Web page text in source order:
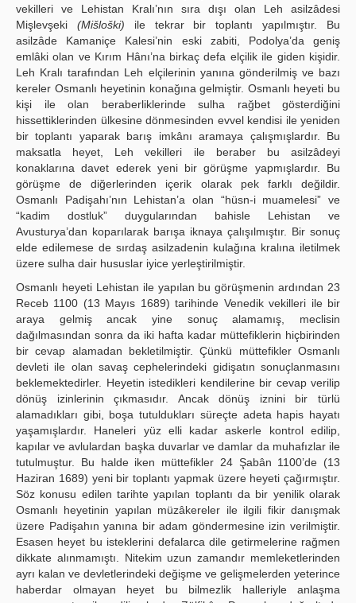
vekilleri ve Lehistan Kralı’nın sıra dışı olan Leh asilzâdesi
Mişlevşeki (Mišloški) ile tekrar bir toplantı yapılmıştır. Bu
asilzâde Kamaniçe Kalesi’nin eski zabiti, Podolya’da geniş
emlâki olan ve Kırım Hânı’na birkaç defa elçilik ile giden kişidir.
Leh Kralı tarafından Leh elçilerinin yanına gönderilmiş ve bazı
kereler Osmanlı heyetinin konağına gelmiştir. Osmanlı heyeti bu
kişi ile olan beraberliklerinde sulha rağbet gösterdiğini
hissettiklerinden ülkesine dönmesinden evvel kendisi ile yeniden
bir toplantı yaparak barış imkânı aramaya çalışmışlardır. Bu
maksatla heyet, Leh vekilleri ile beraber bu asilzâdeyi
konaklarına davet ederek yeni bir görüşme yapmışlardır. Bu
görüşme de diğerlerinden içerik olarak pek farklı değildir.
Osmanlı Padişahı’nın Lehistan’a olan “hüsn-i muamelesi” ve
“kadim dostluk” duygularından bahisle Lehistan ve
Avusturya’dan koparılarak barışa iknaya çalışılmıştır. Bir sonuç
elde edilemese de sırdaş asilzadenin kulağına kralına iletilmek
üzere sulha dair hususlar iyice yerleştirilmiştir.
Osmanlı heyeti Lehistan ile yapılan bu görüşmenin ardından 23
Receb 1100 (13 Mayıs 1689) tarihinde Venedik vekilleri ile bir
araya gelmiş ancak yine sonuç alamamış, meclisin
dağılmasından sonra da iki hafta kadar müttefiklerin hiçbirinden
bir cevap alamadan bekletilmiştir. Çünkü müttefikler Osmanlı
devleti ile olan savaş cephelerindeki gidişatın sonuçlanmasını
beklemektedirler. Heyetin istedikleri kendilerine bir cevap verilip
dönüş izinlerinin çıkmasıdır. Ancak dönüş iznini bir türlü
alamadıkları gibi, boşa tutuldukları süreçte adeta hapis hayatı
yaşamışlardır. Haneleri yüz elli kadar askerle kontrol edilip,
kapılar ve avlulardan başka duvarlar ve damlar da muhafızlar ile
tutulmuştur. Bu halde iken müttefikler 24 Şabân 1100’de (13
Haziran 1689) yeni bir toplantı yapmak üzere heyeti çağırmıştır.
Söz konusu edilen tarihte yapılan toplantı da bir yenilik olarak
Osmanlı heyetinin yapılan müzâkereler ile ilgili fikir danışmak
üzere Padişahın yanına bir adam göndermesine izin verilmiştir.
Esasen heyet bu isteklerini defalarca dile getirmelerine rağmen
dikkate alınmamıştı. Nitekim uzun zamandır memleketlerinden
ayrı kalan ve devletlerindeki değişme ve gelişmelerden yeterince
haberdar olmayan heyet bu bilmezlik halleriyle anlaşma